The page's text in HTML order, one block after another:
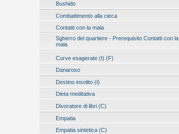
Bushido
Combattimento alla cieca
Contatti con la mala
Sgherro del quartiere - Prerequisito Contatti con la
mala
Curve esagerate (I) (F)
Danaroso
Destino insolito (I)
Dieta meditativa
Divoratore di libri (C)
Empatia
Empatia sintetica (C)